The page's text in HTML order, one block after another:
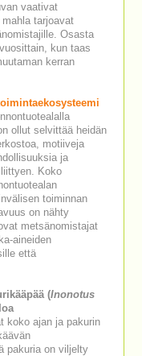
vaativat
tarjoavat
Osasta
kun taas
kerran
ollut selvittää heidän
motiiveja
ja
Koko
toiminnan
on nähty
metsänomistajat
aineiden
että
(Inonotus
koko ajan ja pakurin
pakuria on viljelty